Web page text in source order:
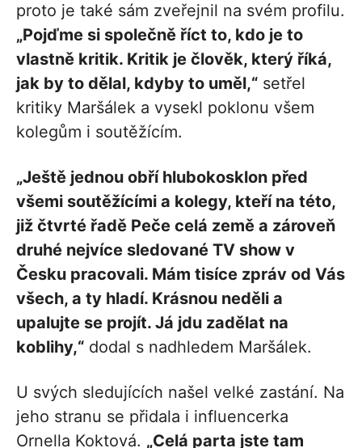
proto je také sám zveřejnil na svém profilu.
„Pojďme si společně říct to, kdo je to
vlastně kritik. Kritik je člověk, který říká,
jak by to dělal, kdyby to uměl,“ setřel
kritiky Maršálek a vysekl poklonu všem
kolegům i soutěžícím.
„Ještě jednou obří hlubokosklon před
všemi soutěžícími a kolegy, kteří na této,
již čtvrté řadě Peče celá země a zároveň
druhé nejvíce sledované TV show v
Česku pracovali. Mám tisíce zpráv od Vás
všech, a ty hladí. Krásnou neděli a
upalujte se projít. Já jdu zadělat na
koblihy,“ dodal s nadhledem Maršálek.
U svých sledujících našel velké zastání. Na
jeho stranu se přidala i influencerka
Ornella Koktová. „Celá parta jste tam